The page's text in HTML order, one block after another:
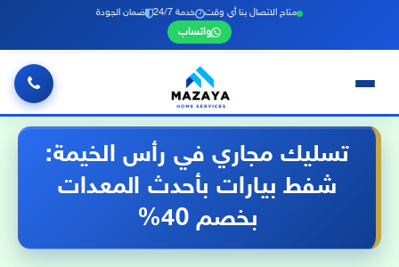
متاح الاتصال بنا أي وقت خدمة 24/7 ضمان الجودة
واتساب
تسليك مجاري في رأس الخيمة:
شفط بيارات بأحدث المعدات
بخصم 40%